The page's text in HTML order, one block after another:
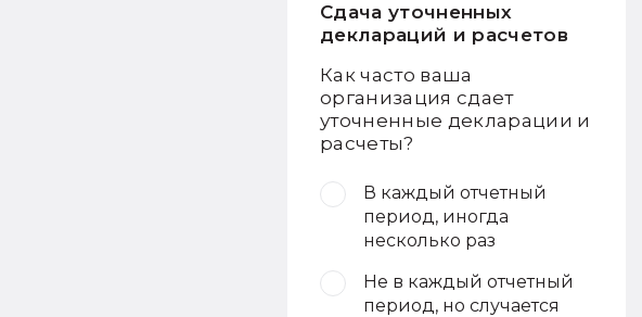
Сдача уточненных
деклараций и расчетов
Как часто ваша
организация сдает
уточненные декларации и
расчеты?
В каждый отчетный
период, иногда
несколько раз
Не в каждый отчетный
период, но случается